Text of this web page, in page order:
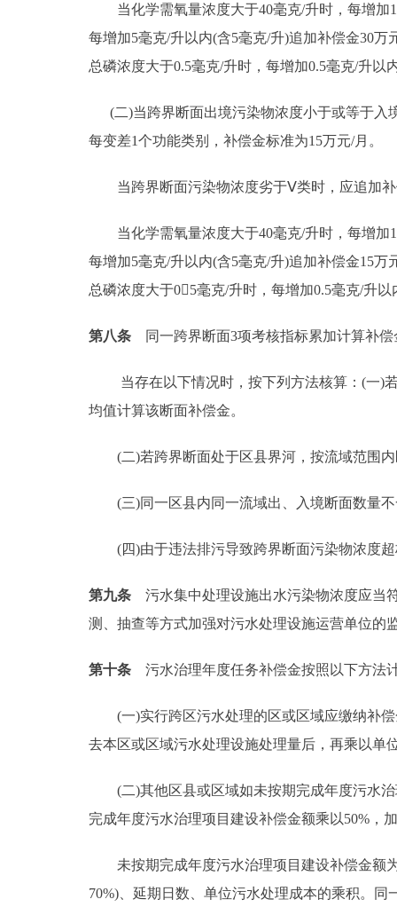
当化学需氧量浓度大于40毫克/升时，每增加
每增加5毫克/升以内(含5毫克/升)追加补偿金30
总磷浓度大于0.5毫克/升时，每增加0.5毫克/升以
(二)当跨界断面出境污染物浓度小于或等于入
每变差1个功能类别，补偿金标准为15万元/月。
当跨界断面污染物浓度劣于Ⅴ类时，应追加补
当化学需氧量浓度大于40毫克/升时，每增加
每增加5毫克/升以内(含5毫克/升)追加补偿金15
总磷浓度大于05毫克/升时，每增加0.5毫克/升
第八条 同一跨界断面3项考核指标累加计算补
当存在以下情况时，按下列方法核算：(一)若
均值计算该断面补偿金。
(二)若跨界断面处于区县界河，按流域范围内
(三)同一区县内同一流域出、入境断面数量不
(四)由于违法排污导致跨界断面污染物浓度超
第九条 污水集中处理设施出水污染物浓度应当
测、抽查等方式加强对污水处理设施运营单位的
第十条 污水治理年度任务补偿金按照以下方法
(一)实行跨区污水处理的区或区域应缴纳补偿
去本区或区域污水处理设施处理量后，再乘以单
(二)其他区县或区域如未按期完成年度污水治
完成年度污水治理项目建设补偿金额乘以50%，
未按期完成年度污水治理项目建设补偿金额为
70%)、延期日数、单位污水处理成本的乘积。